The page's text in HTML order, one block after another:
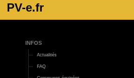
PV-e.fr
INFOS
Actualités
FAQ